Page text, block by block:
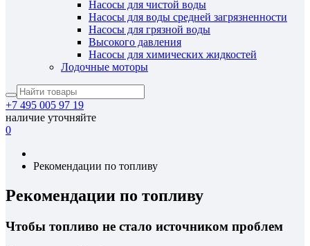
Насосы для чистой воды
Насосы для воды средней загрязненности
Насосы для грязной воды
Высокого давления
Насосы для химических жидкостей
Лодочные моторы
+7 495 005 97 19
наличие уточняйте
0
Рекомендации по топливу
Рекомендации по топливу
Чтобы топливо не стало источником проблем